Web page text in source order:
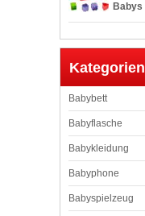
Kategorien
Babybett
Babyflasche
Babykleidung
Babyphone
Babyspielzeug